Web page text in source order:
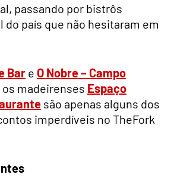
passando por bistrôs
país que não hesitaram em
Bar e O Nobre – Campo
os madeirenses Espaço
são apenas alguns dos
imperdíveis no TheFork